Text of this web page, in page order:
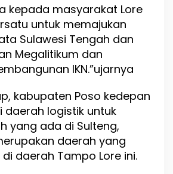
kepada masyarakat Lore
untuk memajukan
Sulawesi Tengah dan
Megalitikum dan
IKN.”ujarnya
kabupaten Poso kedepan
logistik untuk
yang ada di Sulteng,
daerah yang
daerah Tampo Lore ini.